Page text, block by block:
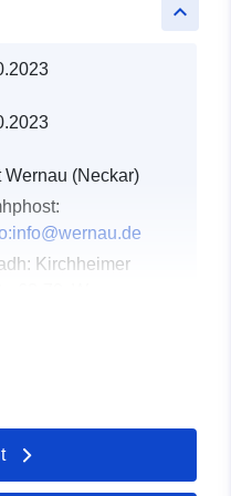
keyboard_arrow_up
Wernau (Neckar)
Kirchheimer
le data.europa.eu: 23
2026
ar data.europa.eu: